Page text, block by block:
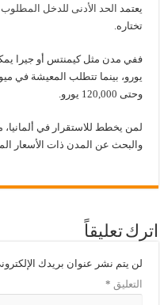
يعتمد الحد الأدنى للدخل
تختاره.
وحتى 120,000 يورو.
لمن يخطط للاستقرار في ألمانيا،
والبحث عن المدن ذات الأسعار
اترك تعليقاً
لن يتم نشر عنوان بريدك
التعليق *